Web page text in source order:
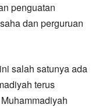
penguatan
dan perguruan
salah satunya ada
terus